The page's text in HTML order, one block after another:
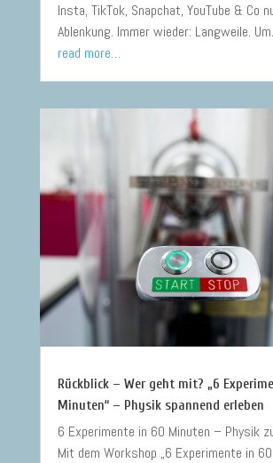
Insta, TikTok, Snapchat, YouTube & Co
Ablenkung. Immer wieder: Langweile.
read more…
Rückblick – Wer geht mit? „6
Minuten“ – Physik spannend erleben
6 Experimente in 60 Minuten – Physik
Mit dem Workshop „6 Experimente in